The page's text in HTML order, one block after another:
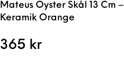
Mateus Oyster Skål 13 Cm
Keramik Orange
365 kr